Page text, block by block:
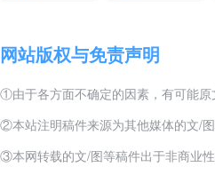
网站版权与免责声明
①由于各方面不确定的因素，有可能
②本站注明稿件来源为其他媒体的文/
③本网转载的文/图等稿件出于非商业